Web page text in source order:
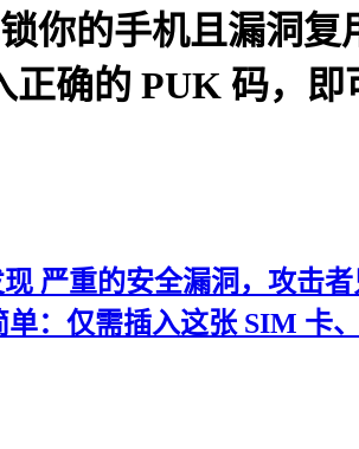
你的手机且漏洞复
确的 PUK 码，
严重的安全漏洞，攻击
：仅需插入这张 SIM 卡